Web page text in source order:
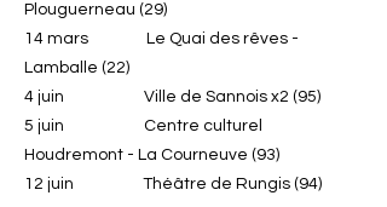
Plouguerneau (29)
14 mars Le Quai des rêves -
Lamballe (22)
4 juin Ville de Sannois x2 (95)
5 juin Centre culturel
Houdremont - La Courneuve (93)
12 juin Théâtre de Rungis (94)